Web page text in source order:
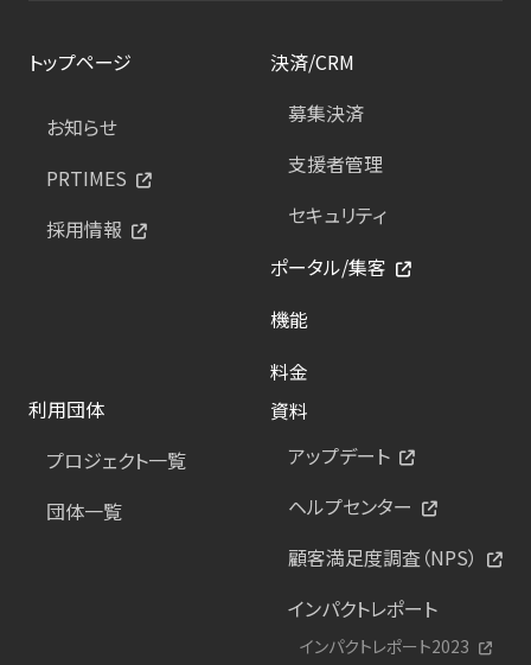
トップページ
お知らせ
PRTIMES
採用情報
決済/CRM
募集決済
支援者管理
セキュリティ
ポータル/集客
機能
料金
利用団体
プロジェクト一覧
団体一覧
資料
アップデート
ヘルプセンター
顧客満足度調査（NPS）
インパクトレポート
インパクトレポート2023